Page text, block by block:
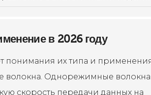
в 2026 году
понимания их типа и
Однорежимные волокна
скорость передачи данных на